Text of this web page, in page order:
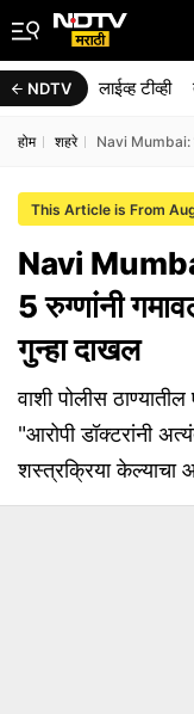
NDTV लाईव्ह टीव्ही
होम शहरे Navi Mumbai:
This Article is From
Navi
5 रुग्णांनी
गुन्हा दाखल
वाशी पोलीस
"आरोपी डॉक्टरांनी
शस्त्रक्रिया केल्याचा